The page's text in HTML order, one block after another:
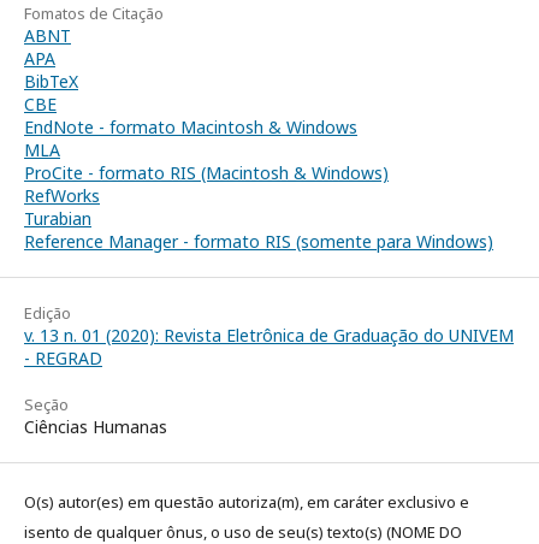
Fomatos de Citação
ABNT
APA
BibTeX
CBE
EndNote - formato Macintosh & Windows
MLA
ProCite - formato RIS (Macintosh & Windows)
RefWorks
Turabian
Reference Manager - formato RIS (somente para Windows)
Edição
v. 13 n. 01 (2020): Revista Eletrônica de Graduação do UNIVEM
- REGRAD
Seção
Ciências Humanas
O(s) autor(es) em questão autoriza(m), em caráter exclusivo e
isento de qualquer ônus, o uso de seu(s) texto(s) (NOME DO